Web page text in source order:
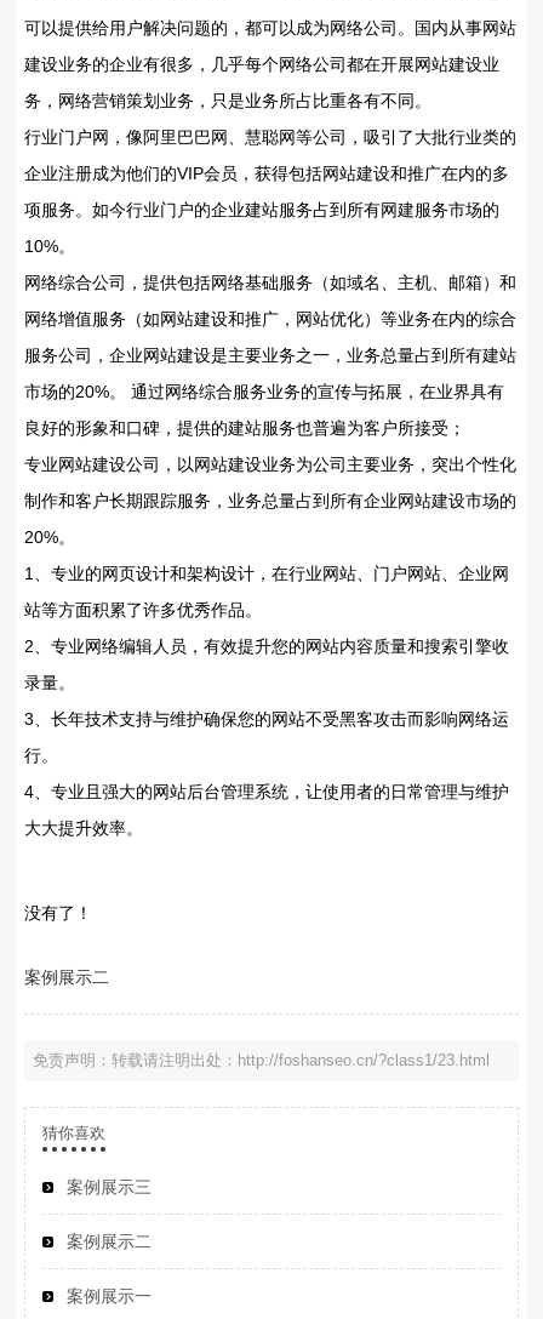
可以提供给用户解决问题的，都可以成为网络公司。国内从事网站
建设业务的企业有很多，几乎每个网络公司都在开展网站建设业
务，网络营销策划业务，只是业务所占比重各有不同。
行业门户网，像阿里巴巴网、慧聪网等公司，吸引了大批行业类的
企业注册成为他们的VIP会员，获得包括网站建设和推广在内的多
项服务。如今行业门户的企业建站服务占到所有网建服务市场的
10%。
网络综合公司，提供包括网络基础服务（如域名、主机、邮箱）和
网络增值服务（如网站建设和推广，网站优化）等业务在内的综合
服务公司，企业网站建设是主要业务之一，业务总量占到所有建站
市场的20%。 通过网络综合服务业务的宣传与拓展，在业界具有
良好的形象和口碑，提供的建站服务也普遍为客户所接受；
专业网站建设公司，以网站建设业务为公司主要业务，突出个性化
制作和客户长期跟踪服务，业务总量占到所有企业网站建设市场的
20%。
1、专业的网页设计和架构设计，在行业网站、门户网站、企业网
站等方面积累了许多优秀作品。
2、专业网络编辑人员，有效提升您的网站内容质量和搜索引擎收
录量。
3、长年技术支持与维护确保您的网站不受黑客攻击而影响网络运
行。
4、专业且强大的网站后台管理系统，让使用者的日常管理与维护
大大提升效率。
没有了！
案例展示二
免责声明：转载请注明出处：http://foshanseo.cn/?class1/23.html
猜你喜欢
案例展示三
案例展示二
案例展示一